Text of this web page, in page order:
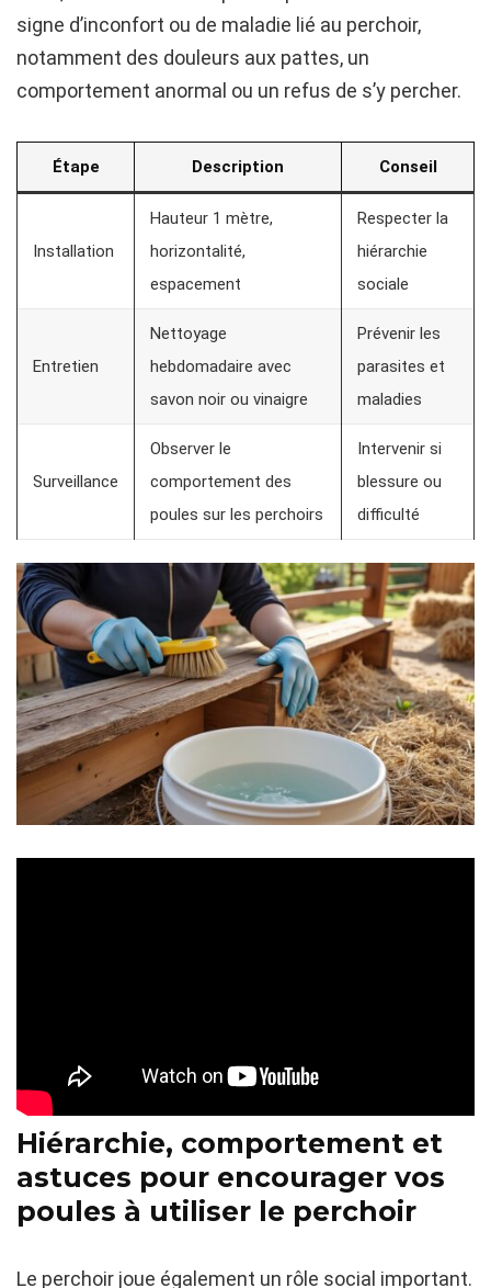
signe d’inconfort ou de maladie lié au perchoir,
notamment des douleurs aux pattes, un
comportement anormal ou un refus de s’y percher.
Étape Description Conseil
Installation
Hauteur 1 mètre,
horizontalité,
espacement
Respecter la
hiérarchie
sociale
Entretien
Nettoyage
hebdomadaire avec
savon noir ou vinaigre
Prévenir les
parasites et
maladies
Surveillance
Observer le
comportement des
poules sur les perchoirs
Intervenir si
blessure ou
difficulté
Hiérarchie, comportement et
astuces pour encourager vos
poules à utiliser le perchoir
Le perchoir joue également un rôle social important.